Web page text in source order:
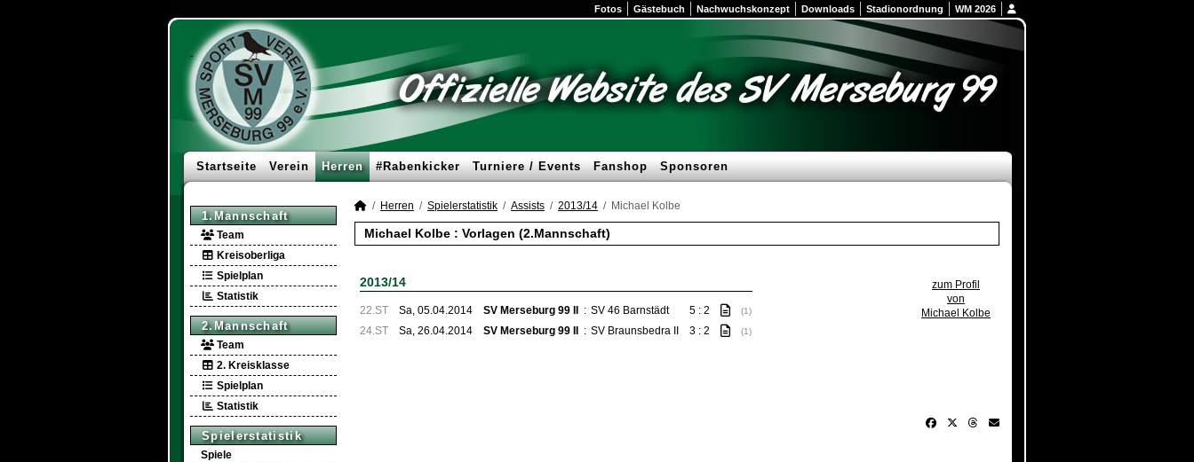
Fotos Gästebuch Nachwuchskonzept Downloads Stadionordnung WM 2026
Startseite Verein Herren #Rabenkicker Turniere / Events Fanshop Sponsoren
1.Mannschaft
Team
Kreisoberliga
Spielplan
Statistik
2.Mannschaft
Team
2. Kreisklasse
Spielplan
Statistik
Spielerstatistik
Spiele
Herren Spielerstatistik Assists 2013/14 Michael Kolbe
Michael Kolbe : Vorlagen (2.Mannschaft)
zum Profil
von
Michael Kolbe
2013/14
22.ST Sa, 05.04.2014 SV Merseburg 99 II : SV 46 Barnstädt 5 : 2 (1)
24.ST Sa, 26.04.2014 SV Merseburg 99 II : SV Braunsbedra II 3 : 2 (1)